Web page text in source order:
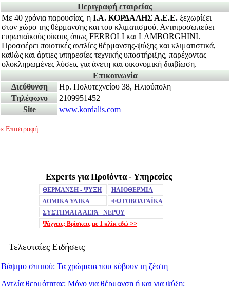
Περιγραφή εταιρείας
Με 40 χρόνια παρουσίας, η Ι.Α. ΚΟΡΔΑΛΗΣ Α.Ε.Ε. ξεχωρίζει
στον χώρο της θέρμανσης και του κλιματισμού. Αντιπροσωπεύει
ευρωπαϊκούς οίκους όπως FERROLI και LAMBORGHINI.
Προσφέρει ποιοτικές αντλίες θέρμανσης-ψύξης και κλιματιστικά,
καθώς και άρτιες υπηρεσίες τεχνικής υποστήριξης, παρέχοντας
ολοκληρωμένες λύσεις για άνετη και οικονομική διαβίωση.
Επικοινωνία
Διεύθυνση
Ηρ. Πολυτεχνείου 38, Ηλιούπολη
Τηλέφωνο
2109951452
Site
www.kordalis.com
« Επιστροφή
MuteExperts για Προϊόντα - Υπηρεσίες
ΘΕΡΜΑΝΣΗ - ΨΥΞΗ
ΗΛΙΟΘΕΡΜΙΑ
ΔΟΜΙΚΑ ΥΛΙΚΑ
ΦΩΤΟΒΟΛΤΑΪΚΑ
ΣΥΣΤΗΜΑΤΑ ΑΕΡΑ - ΝΕΡΟΥ
Ψάχνεις; Βρίσκεις με 1 κλίκ εδώ >>
Τελευταίες Ειδήσεις
Βάψιμο σπιτιού: Τα χρώματα που κόβουν τη ζέστη
Αντλία θερμότητας: Μόνο για θέρμανση ή και για ψύξη;